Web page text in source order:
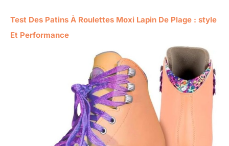
Test Des Patins À Roulettes Moxi Lapin De Plage : style
Et Performance